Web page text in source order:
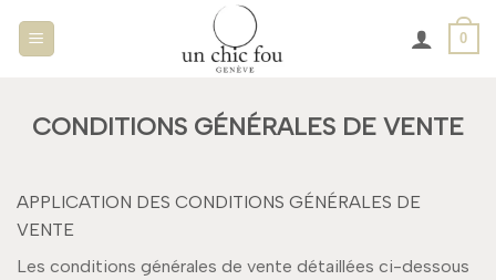
0
CONDITIONS GÉNÉRALES DE VENTE
APPLICATION DES CONDITIONS GÉNÉRALES DE
VENTE
Les conditions générales de vente détaillées ci-dessous